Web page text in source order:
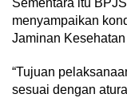
Sementara itu
menyampaikan
Jaminan
“Tujuan
sesuai dengan